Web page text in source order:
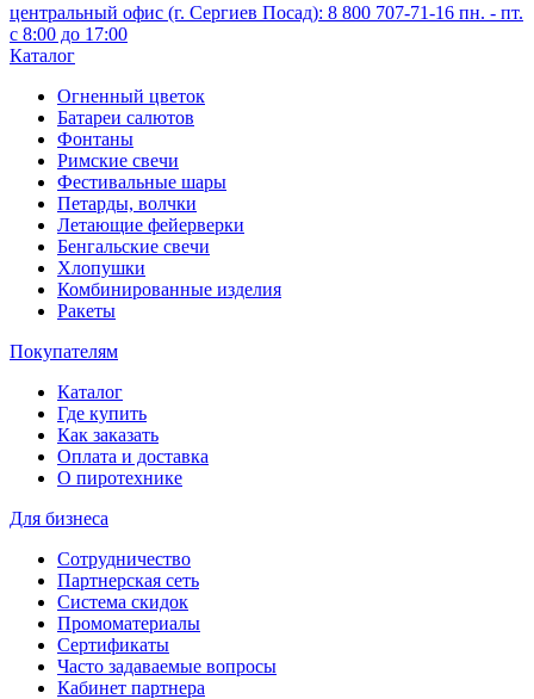
центральный офис (г. Сергиев Посад): 8 800 707-71-16 пн. - пт.
с 8:00 до 17:00
Каталог
Огненный цветок
Батареи салютов
Фонтаны
Римские свечи
Фестивальные шары
Петарды, волчки
Летающие фейерверки
Бенгальские свечи
Хлопушки
Комбинированные изделия
Ракеты
Покупателям
Каталог
Где купить
Как заказать
Оплата и доставка
О пиротехнике
Для бизнеса
Сотрудничество
Партнерская сеть
Система скидок
Промоматериалы
Сертификаты
Часто задаваемые вопросы
Кабинет партнера